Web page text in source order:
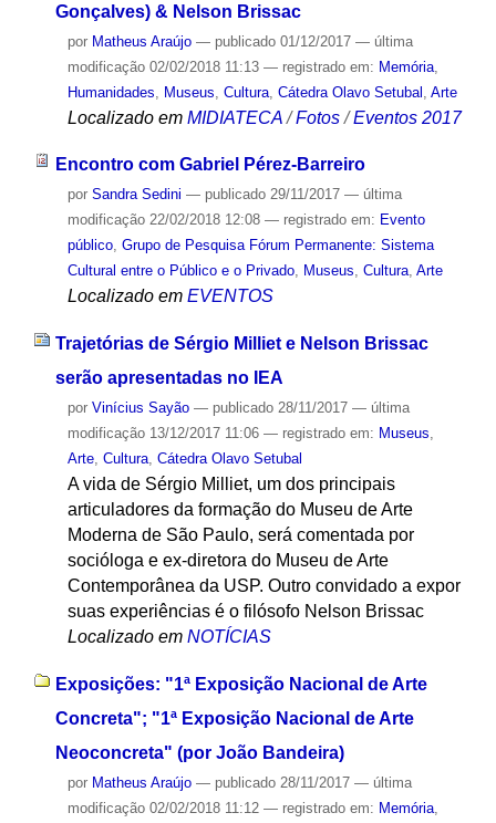
Gonçalves) & Nelson Brissac
por Matheus Araújo — publicado01/12/2017 — última
modificação02/02/2018 11:13 — registrado em: Memória,
Humanidades
Museus Cultura, Cátedra Olavo Setubal Arte
Localizado em MIDIATECA /Fotos /Eventos 2017
Encontro com Gabriel Pérez-Barreiro
por Sandra Sedini — publicado29/11/2017 — última
modificação22/02/2018 12:08 — registrado em: Evento
público, Grupo de Pesquisa Fórum Permanente: Sistema
Cultural entre o Público e o Privado, Museus, Cultura, Arte
Localizado em EVENTOS
Trajetórias de Sérgio Milliet e Nelson Brissac
serão apresentadas no IEA
por Vinícius Sayão — publicado28/11/2017 — última
modificação13/12/2017 11:06 — registrado em: Museus,
Arte, Cultura, Cátedra Olavo Setubal
A vida de Sérgio Milliet, um dos principais
articuladores da formação do Museu de Arte
Moderna de São Paulo, será comentada por
socióloga e ex-diretora do Museu de Arte
Contemporânea da USP. Outro convidado a expor
suas experiências é o filósofo Nelson Brissac
Localizado em NOTÍCIAS
Exposições: "1ª Exposição Nacional de Arte
Concreta"; "1ª Exposição Nacional de Arte
Neoconcreta" (por João Bandeira)
por Matheus Araújo — publicado28/11/2017 — última
modificação02/02/2018 11:12 — registrado em: Memória,